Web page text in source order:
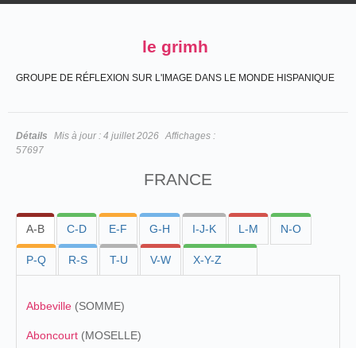
le grimh
GROUPE DE RÉFLEXION SUR L'IMAGE DANS LE MONDE HISPANIQUE
Détails Mis à jour : 4 juillet 2026 Affichages :
57697
FRANCE
A-B C-D E-F G-H I-J-K L-M N-O
P-Q R-S T-U V-W X-Y-Z
Abbeville (SOMME)
Aboncourt (MOSELLE)